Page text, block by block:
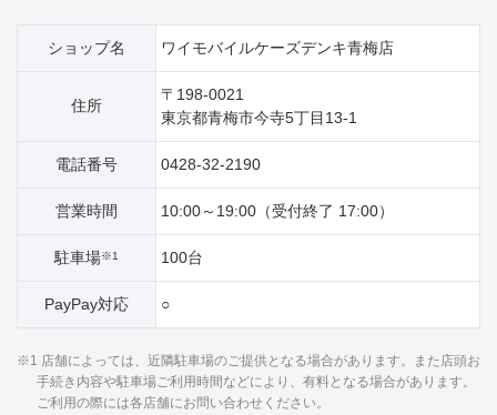
ショップ名 ワイモバイルケーズデンキ青梅店
住所
〒198-0021
東京都青梅市今寺5丁目13‐1
電話番号 0428-32-2190
営業時間 10:00～19:00（受付終了 17:00）
駐車場※1 100台
PayPay対応 ○
※1 店舗によっては、近隣駐車場のご提供となる場合があります。また店頭お
手続き内容や駐車場ご利用時間などにより、有料となる場合があります。
ご利用の際には各店舗にお問い合わせください。